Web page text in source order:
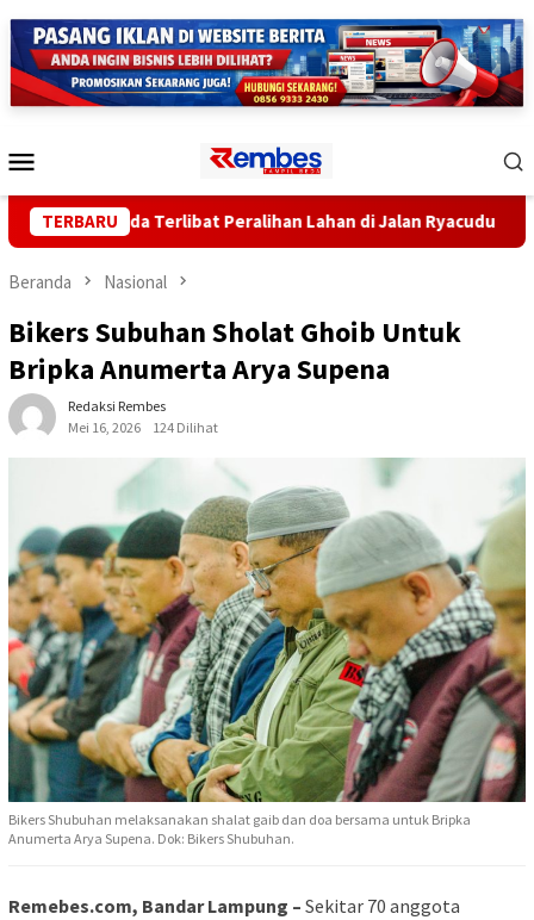
ke
konten
Mobile
TERBARU
Sekda Terlibat Peralihan Lahan di Jalan Ryacudu
Beranda Nasional
Bikers Subuhan Sholat Ghoib Untuk
Bripka Anumerta Arya Supena
Redaksi Rembes
Mei 16, 2026
124 Dilihat
Bikers Shubuhan melaksanakan shalat gaib dan doa bersama untuk Bripka
Anumerta Arya Supena. Dok: Bikers Shubuhan.
Remebes.com, Bandar Lampung – Sekitar 70 anggota